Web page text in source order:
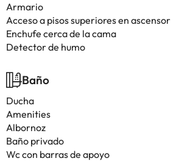
Armario
Acceso a pisos superiores en ascensor
Enchufe cerca de la cama
Detector de humo
Baño
Ducha
Amenities
Albornoz
Baño privado
Wc con barras de apoyo